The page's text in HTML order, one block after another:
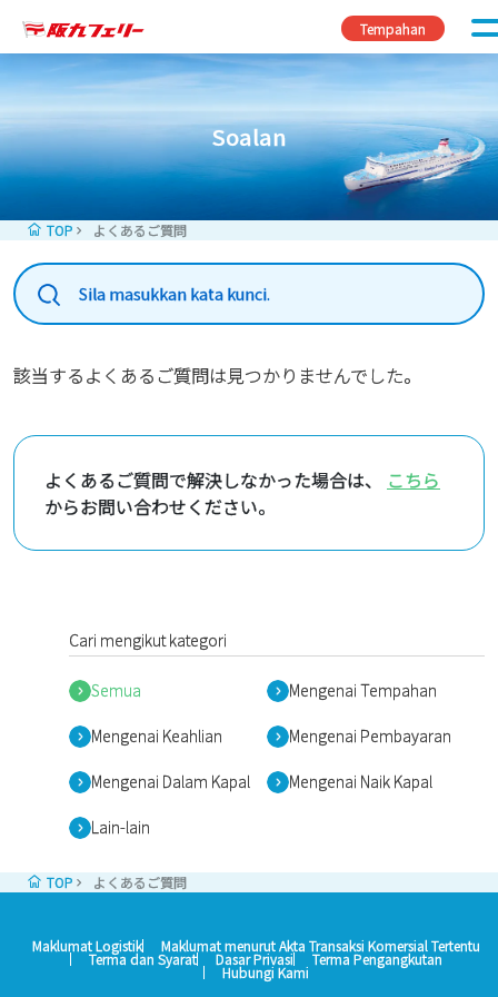
Tempahan
Soalan
TOP よくあるご質問
該当するよくあるご質問は見つかりませんでした。
よくあるご質問で解決しなかった場合は、 こちら
からお問い合わせください。
Cari mengikut kategori
Semua Mengenai Tempahan
Mengenai Keahlian Mengenai Pembayaran
Mengenai Dalam Kapal Mengenai Naik Kapal
Lain-lain
TOP よくあるご質問
Maklumat Logistik Maklumat menurut Akta Transaksi Komersial Tertentu
Terma dan Syarat Dasar Privasi Terma Pengangkutan
Hubungi Kami